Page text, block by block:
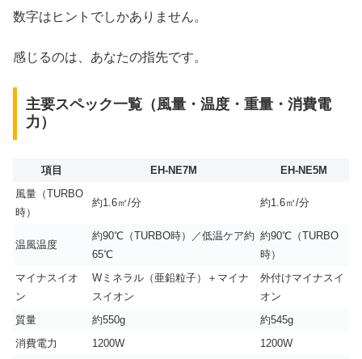
数字はヒントでしかありません。
感じるのは、あなたの指先です。
主要スペック一覧（風量・温度・重量・消費電
力）
項目 EH-NE7M
EH-NE5M
風量（TURBO
時）
約1.6㎥/分 約1.6㎥/分
温風温度
約90℃（TURBO時）／低温ケア約
65℃
約90℃（TURBO
時）
マイナスイオ
ン
Wミネラル（亜鉛粒子）＋マイナ
スイオン
外付けマイナスイ
オン
質量
約550g
約545g
消費電力
1200W
1200W